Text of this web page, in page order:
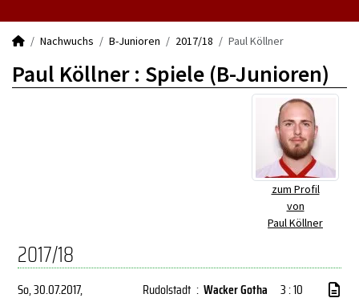
Nachwuchs B-Junioren 2017/18 Paul Köllner
Paul Köllner : Spiele (B-Junioren)
zum Profil
von
Paul Köllner
2017/18
So, 30.07.2017, Rudolstadt : Wacker Gotha
3 : 10